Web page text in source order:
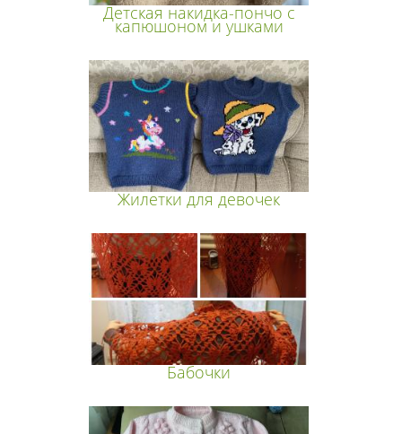
Детская накидка-пончо с
капюшоном и ушками
Жилетки для девочек
Бабочки